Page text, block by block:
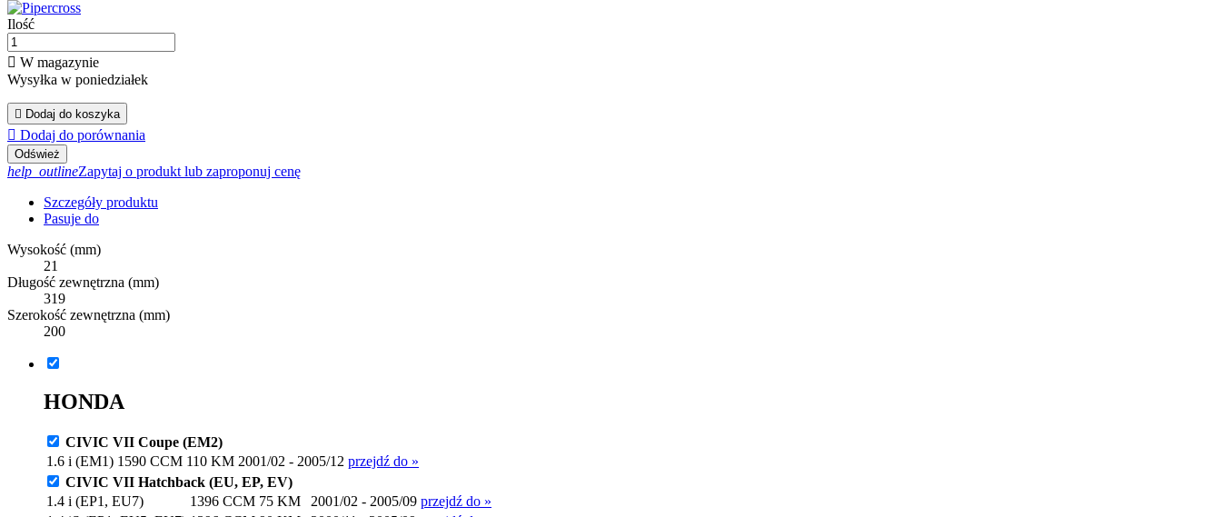
Ilość
 W magazynie
Wysyłka w poniedziałek
 Dodaj do koszyka
 Dodaj do porównania
help_outlineZapytaj o produkt lub zaproponuj cenę
Szczegóły produktu
Pasuje do
Wysokość (mm)
21
Długość zewnętrzna (mm)
319
Szerokość zewnętrzna (mm)
200
HONDA
CIVIC VII Coupe (EM2)
1.6 i (EM1) 1590 CCM 110 KM 2001/02 - 2005/12 przejdź do »
CIVIC VII Hatchback (EU, EP, EV)
1.4 i (EP1, EU7)
1396 CCM 75 KM 2001/02 - 2005/09 przejdź do »